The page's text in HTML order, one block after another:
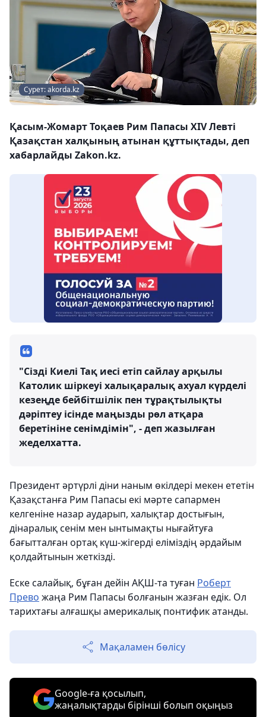
Сурет: akorda.kz
Қасым-Жомарт Тоқаев Рим Папасы XIV Левті
Қазақстан халқының атынан құттықтады, деп
хабарлайды Zakon.kz.
"Сізді Киелі Тақ иесі етіп сайлау арқылы
Католик шіркеуі халықаралық ахуал күрделі
кезеңде бейбітшілік пен тұрақтылықты
дәріптеу ісінде маңызды рөл атқара
беретініне сенімдімін", - деп жазылған
жеделхатта.
Президент әртүрлі діни наным өкілдері мекен ететін
Қазақстанға Рим Папасы екі мәрте сапармен
келгеніне назар аударып, халықтар достығын,
дінаралық сенім мен ынтымақты нығайтуға
бағытталған ортақ күш-жігерді еліміздің әрдайым
қолдайтынын жеткізді.
Еске салайық, бұған дейін АҚШ-та туған Роберт
Прево жаңа Рим Папасы болғанын жазған едік. Ол
тарихтағы алғашқы америкалық понтифик атанды.
Мақаламен бөлісу
Google-ға қосылып,
жаңалықтарды бірінші болып оқыңыз